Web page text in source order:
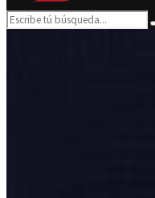
Search
for: